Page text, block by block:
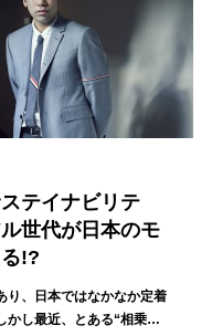
テイナビリテ
世代が日本のモ
!?
り、日本ではなかなか定着
かし最近、とある“相乗り